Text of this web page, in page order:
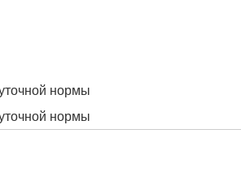
нормы
нормы